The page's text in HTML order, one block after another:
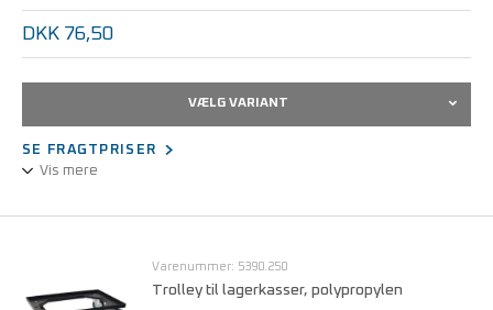
DKK 76,50
VÆLG VARIANT
SE FRAGTPRISER
Vis mere
Varenummer: 5390.250
Trolley til lagerkasser, polypropylen